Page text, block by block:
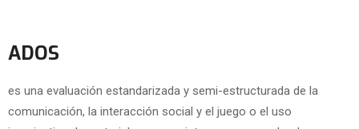
ADOS
es una evaluación estandarizada y semi-estructurada de la
comunicación, la interacción social y el juego o el uso